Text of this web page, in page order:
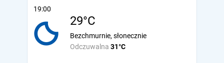
19:00
29°C
Odczuwalna 31°C
Bezchmurnie, słonecznie